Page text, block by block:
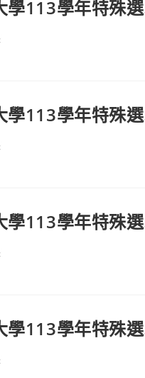
學113學年特殊
學113學年特殊
學113學年特殊
學113學年特殊